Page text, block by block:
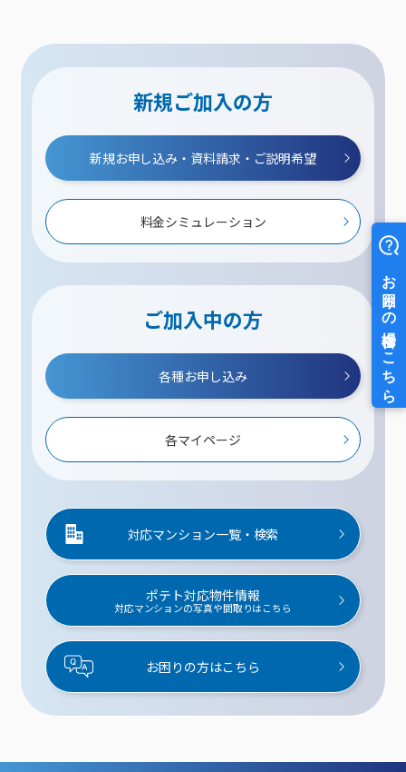
新規ご加入の方
新規お申し込み・資料請求・ご説明希望
料金シミュレーション
ご加入中の方
各種お申し込み
各マイページ
対応マンション一覧・検索
ポテト対応物件情報
対応マンションの写真や間取りはこちら
お困りの方はこちら